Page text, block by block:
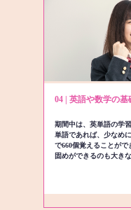
04 | 英語や数学の
期間中は、英単語の学
単語であれば、少なめ
で660個覚えることが
固めができるのも大き